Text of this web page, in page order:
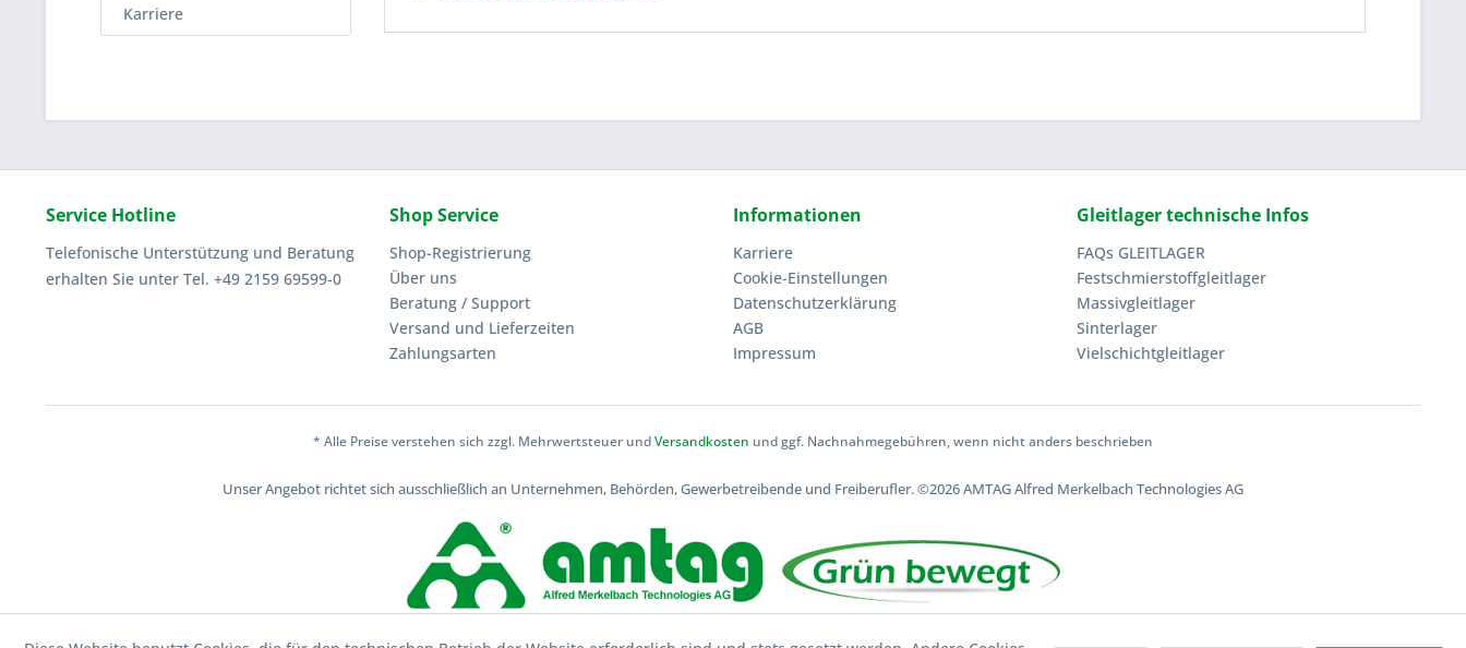
Karriere
Service Hotline
Telefonische Unterstützung und Beratung
erhalten Sie unter Tel. +49 2159 69599-0
Shop Service
Shop-Registrierung
Über uns
Beratung / Support
Versand und Lieferzeiten
Zahlungsarten
Informationen
Karriere
Cookie-Einstellungen
Datenschutzerklärung
AGB
Impressum
Gleitlager technische Infos
FAQs GLEITLAGER
Festschmierstoffgleitlager
Massivgleitlager
Sinterlager
Vielschichtgleitlager
* Alle Preise verstehen sich zzgl. Mehrwertsteuer undVersandkosten und ggf. Nachnahmegebühren, wenn nicht anders beschrieben
Unser Angebot richtet sich ausschließlich an Unternehmen, Behörden, Gewerbetreibende und Freiberufler.©2026 AMTAG Alfred Merkelbach Technologies AG